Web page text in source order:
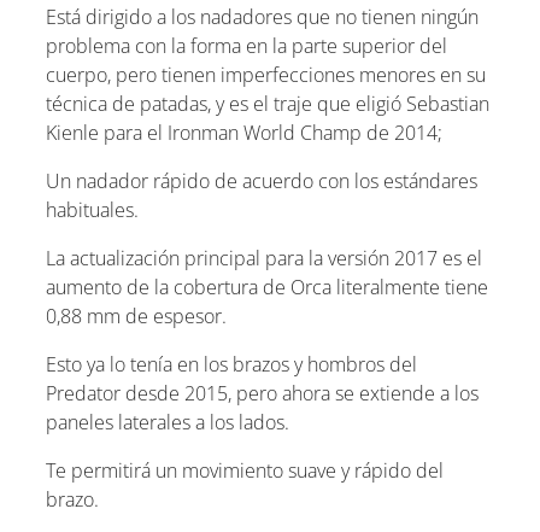
Está dirigido a los nadadores que no tienen ningún
problema con la forma en la parte superior del
cuerpo, pero tienen imperfecciones menores en su
técnica de patadas, y es el traje que eligió Sebastian
Kienle para el Ironman World Champ de 2014;
Un nadador rápido de acuerdo con los estándares
habituales.
La actualización principal para la versión 2017 es el
aumento de la cobertura de Orca literalmente tiene
0,88 mm de espesor.
Esto ya lo tenía en los brazos y hombros del
Predator desde 2015, pero ahora se extiende a los
paneles laterales a los lados.
Te permitirá un movimiento suave y rápido del
brazo.